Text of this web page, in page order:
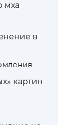
мха
в
картин